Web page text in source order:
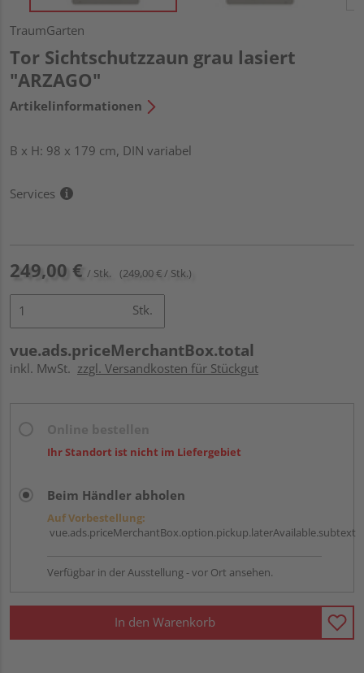
TraumGarten
Tor Sichtschutzzaun grau lasiert
"ARZAGO"
Artikelinformationen
B x H: 98 x 179 cm, DIN variabel
Services
249,00 € / Stk. (249,00 € / Stk.)
Stk.
vue.ads.priceMerchantBox.total
inkl. MwSt. zzgl. Versandkosten für Stückgut
Ihr Standort ist nicht im Liefergebiet
Beim Händler abholen
Auf Vorbestellung:
vue.ads.priceMerchantBox.option.pickup.laterAvailable.subtext
Verfügbar in der Ausstellung - vor Ort ansehen.
In den Warenkorb